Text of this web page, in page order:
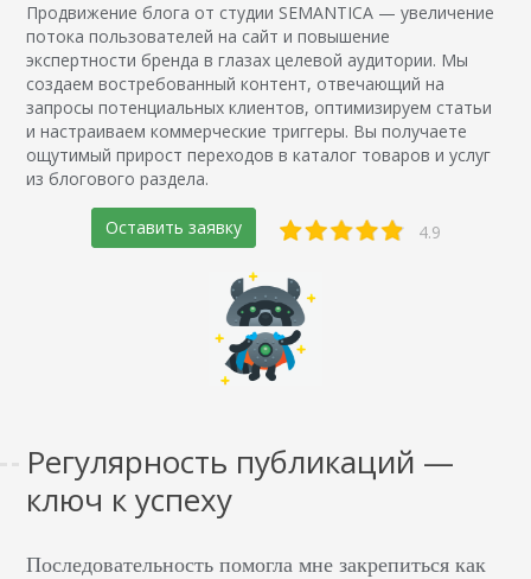
Продвижение блога от студии SEMANTICA — увеличение
потока пользователей на сайт и повышение
экспертности бренда в глазах целевой аудитории. Мы
создаем востребованный контент, отвечающий на
запросы потенциальных клиентов, оптимизируем статьи
и настраиваем коммерческие триггеры. Вы получаете
ощутимый прирост переходов в каталог товаров и услуг
из блогового раздела.
Оставить заявку 4.9
Регулярность публикаций —
ключ к успеху
Последовательность помогла мне закрепиться как